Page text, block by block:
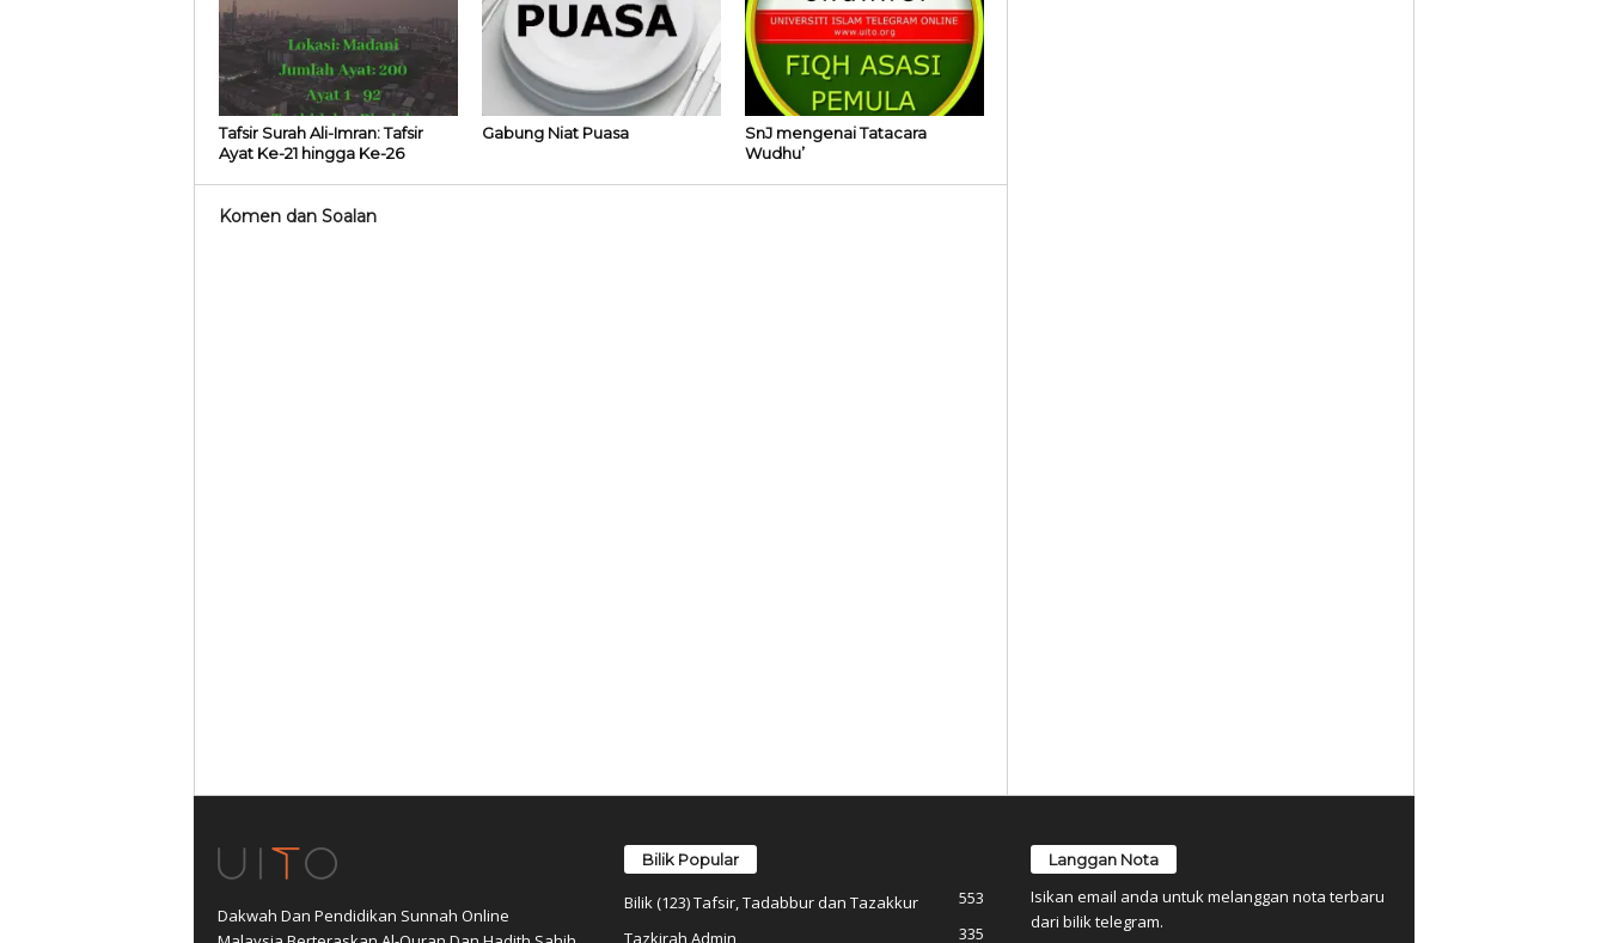
Tafsir Surah Ali-Imran: Tafsir
Ayat Ke-21 hingga Ke-26
Gabung Niat Puasa
SnJ mengenai Tatacara
Wudhu’
Komen dan Soalan
Dakwah Dan Pendidikan Sunnah Online
Bilik Popular
Bilik (123) Tafsir, Tadabbur dan Tazakkur
553
Tazkirah Admin
335
Langgan Nota
Isikan email anda untuk melanggan nota terbaru
dari bilik telegram.